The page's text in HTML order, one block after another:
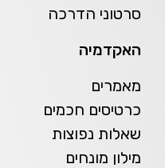
סרטוני הדרכה
האקדמיה
מאמרים
כרטיסים חכמים
שאלות נפוצות
מילון מונחים